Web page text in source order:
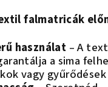
falmatricák
használat – A
a sima
vagy